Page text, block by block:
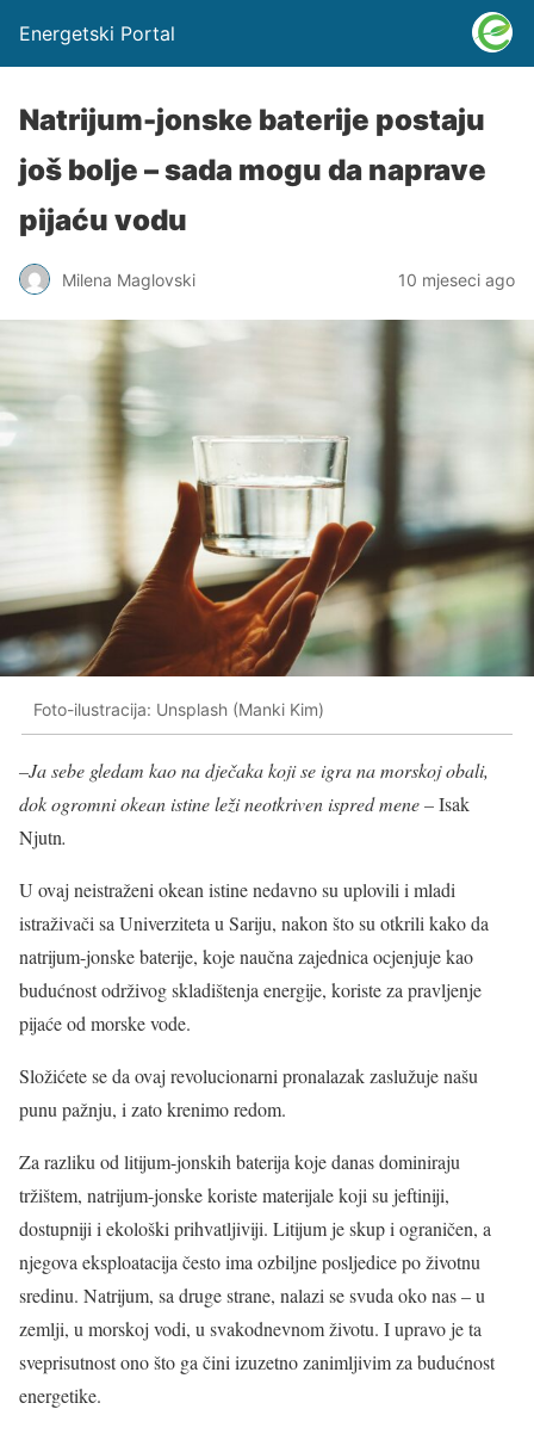
Energetski Portal
Natrijum-jonske baterije postaju
još bolje – sada mogu da naprave
pijaću vodu
Milena Maglovski 10 mjeseci ago
Foto-ilustracija: Unsplash (Manki Kim)
–Ja sebe gledam kao na dječaka koji se igra na morskoj obali,
dok ogromni okean istine leži neotkriven ispred mene –Isak
Njutn.
U ovaj neistraženi okean istine nedavno su uplovili i mladi
istraživači sa Univerziteta u Sariju, nakon što su otkrili kako da
natrijum-jonske baterije, koje naučna zajednica ocjenjuje kao
budućnost održivog skladištenja energije, koriste za pravljenje
pijaće od morske vode.
Složićete se da ovaj revolucionarni pronalazak zaslužuje našu
punu pažnju, i zato krenimo redom.
Za razliku od litijum-jonskih baterija koje danas dominiraju
tržištem, natrijum-jonske koriste materijale koji su jeftiniji,
dostupniji i ekološki prihvatljiviji. Litijum je skup i ograničen, a
njegova eksploatacija često ima ozbiljne posljedice po životnu
sredinu. Natrijum, sa druge strane, nalazi se svuda oko nas – u
zemlji, u morskoj vodi, u svakodnevnom životu. I upravo je ta
sveprisutnost ono što ga čini izuzetno zanimljivim za budućnost
energetike.